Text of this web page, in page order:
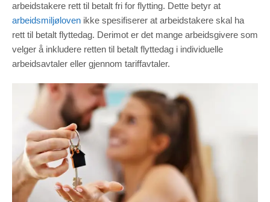
arbeidstakere rett til betalt fri for flytting. Dette betyr at
arbeidsmiljøloven ikke spesifiserer at arbeidstakere skal ha
rett til betalt flyttedag. Derimot er det mange arbeidsgivere som
velger å inkludere retten til betalt flyttedag i individuelle
arbeidsavtaler eller gjennom tariffavtaler.